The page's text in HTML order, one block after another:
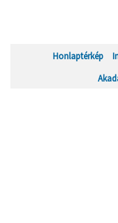
Honlaptérkép